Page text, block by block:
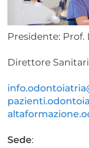
Presidente: Prof.
Direttore
Sede: